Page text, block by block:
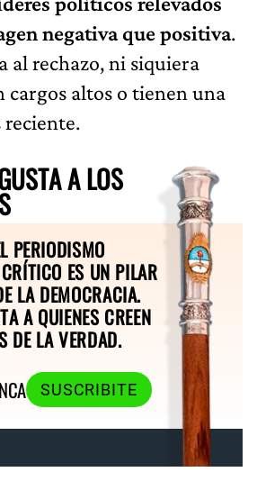
negativa que positiva.
al rechazo, ni siquiera
cargos altos o tienen una
reciente.
A LOS
PERIODISMO
ES UN PILAR
LA DEMOCRACIA.
A QUIENES CREEN
DE LA VERDAD.
SUSCRIBITE